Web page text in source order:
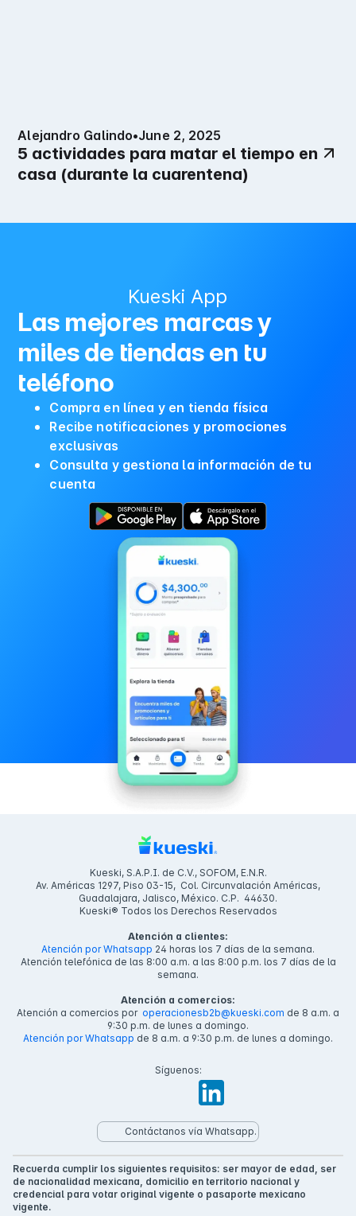
Alejandro Galindo•June 2, 2025
5 actividades para matar el tiempo en
casa (durante la cuarentena)
Kueski App
Las mejores marcas y
miles de tiendas en tu
teléfono
Compra en línea y en tienda física
Recibe notificaciones y promociones
exclusivas
Consulta y gestiona la información de tu
cuenta
Kueski, S.A.P.I. de C.V., SOFOM, E.N.R.
Av. Américas 1297, Piso 03-15, Col. Circunvalación Américas,
Guadalajara, Jalisco, México. C.P. 44630.
Kueski® Todos los Derechos Reservados
Atención a clientes:
Atención por Whatsapp 24 horas los 7 días de la semana.
Atención telefónica de las 8:00 a.m. a las 8:00 p.m. los 7 días de la
semana.
Atención a comercios:
Atención a comercios por operacionesb2b@kueski.com de 8 a.m. a
9:30 p.m. de lunes a domingo.
Atención por Whatsapp de 8 a.m. a 9:30 p.m. de lunes a domingo.
Síguenos:
Contáctanos vía Whatsapp.
Recuerda cumplir los siguientes requisitos: ser mayor de edad, ser
de nacionalidad mexicana, domicilio en territorio nacional y
credencial para votar original vigente o pasaporte mexicano
vigente.